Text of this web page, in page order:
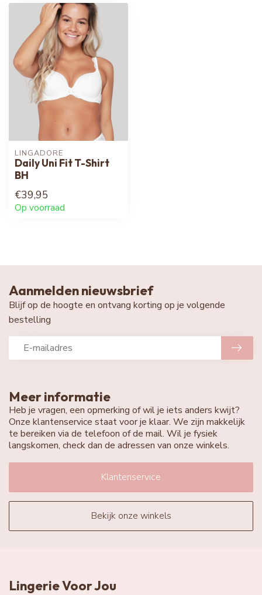
LINGADORE
Daily Uni Fit T-Shirt
BH
€39,95
Op voorraad
Meer informatie
Heb je vragen, een opmerking of wil je iets anders kwijt?
Onze klantenservice staat voor je klaar. We zijn makkelijk
te bereiken via de telefoon of de mail. Wil je fysiek
langskomen, check dan de adressen van onze winkels.
Klantenservice
Bekijk onze winkels
Aanmelden nieuwsbrief
Blijf op de hoogte en ontvang korting op je volgende
bestelling
Lingerie Voor Jou